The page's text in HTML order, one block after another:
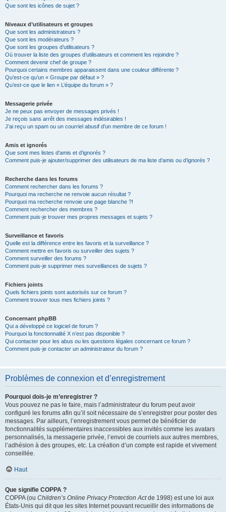
Que sont les icônes de sujet ?
Niveaux d’utilisateurs et groupes
Que sont les administrateurs ?
Que sont les modérateurs ?
Que sont les groupes d’utilisateurs ?
Où trouver la liste des groupes d’utilisateurs et comment les rejoindre ?
Comment devenir chef de groupe ?
Pourquoi certains membres apparaissent dans une couleur différente ?
Qu’est-ce qu’un « Groupe par défaut » ?
Qu’est-ce que le lien « L’équipe du forum » ?
Messagerie privée
Je ne peux pas envoyer de messages privés !
Je reçois sans arrêt des messages indésirables !
J’ai reçu un spam ou un courriel abusif d’un membre de ce forum !
Amis et ignorés
Que sont mes listes d’amis et d’ignorés ?
Comment puis-je ajouter/supprimer des utilisateurs de ma liste d’amis ou d’ignorés ?
Recherche dans les forums
Comment rechercher dans les forums ?
Pourquoi ma recherche ne renvoie aucun résultat ?
Pourquoi ma recherche renvoie une page blanche ?!
Comment rechercher des membres ?
Comment puis-je trouver mes propres messages et sujets ?
Surveillance et favoris
Quelle est la différence entre les favoris et la surveillance ?
Comment mettre en favoris ou surveiller des sujets ?
Comment surveiller des forums ?
Comment puis-je supprimer mes surveillances de sujets ?
Fichiers joints
Quels fichiers joints sont autorisés sur ce forum ?
Comment trouver tous mes fichiers joints ?
Concernant phpBB
Qui a développé ce logiciel de forum ?
Pourquoi la fonctionnalité X n’est pas disponible ?
Qui contacter pour les abus ou les questions légales concernant ce forum ?
Comment puis-je contacter un administrateur du forum ?
Problèmes de connexion et d’enregistrement
Pourquoi dois-je m’enregistrer ?
Vous pouvez ne pas le faire, mais l’administrateur du forum peut avoir
configuré les forums afin qu’il soit nécessaire de s’enregistrer pour poster des
messages. Par ailleurs, l’enregistrement vous permet de bénéficier de
fonctionnalités supplémentaires inaccessibles aux invités comme les avatars
personnalisés, la messagerie privée, l’envoi de courriels aux autres membres,
l’adhésion à des groupes, etc. La création d’un compte est rapide et vivement
conseillée.
Haut
Que signifie COPPA ?
COPPA (ou Children’s Online Privacy Protection Actde 1998) est une loi aux
États-Unis qui dit que les sites Internet pouvant recueillir des informations de